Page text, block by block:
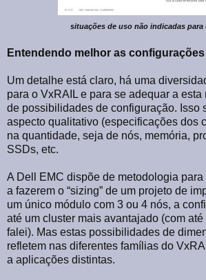
situações de uso não indicadas para
Entendendo melhor as
Um detalhe está claro, há uma
para o VxRAIL e para se adequar a
de possibilidades de configuração. Isso
aspecto qualitativo (especificações dos
na quantidade, seja de nós, memória,
SSDs, etc.
A Dell EMC dispõe de metodologia
a fazerem o “sizing” de um projeto de
um único módulo com 3 ou 4 nós, a
até um cluster mais avantajado (com
falei). Mas estas possibilidades de
refletem nas diferentes famílias do
a aplicações distintas.